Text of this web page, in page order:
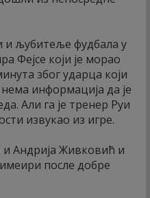
и љубитеље фудбала у
Фејсе који је морао
због ударца који
нема информација да је
Али га је тренер Руи
извукао из игре.
и Андрија Живковић и
после добре